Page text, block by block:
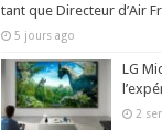
tant que Directeur d’Air
5 jours ago
LG
2